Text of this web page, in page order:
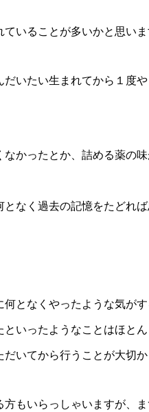
いることが多いかと思いま
いたい生まれてから１度
かったとか、詰める薬の
なく過去の記憶をたどれ
となくやったような気がす
いったようなことはほと
いてから行うことが大切か
もいらっしゃいますが、